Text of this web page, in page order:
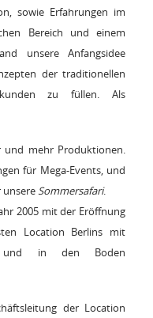
sowie Erfahrungen im
Bereich und einem
unsere Anfangsidee
der traditionellen
zu füllen. Als
mehr Produktionen.
für Mega-Events, und
unsereSommersafari.
2005 mit der Eröffnung
Location Berlins mit
und in den Boden
der Location